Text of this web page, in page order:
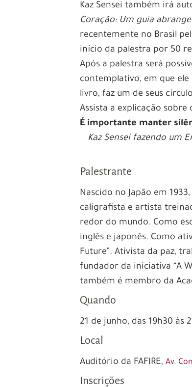
Kaz Sensei também irá
Coração: Um guia
recentemente no Brasil
início da palestra por 50
Após a palestra será
contemplativo, em que
livro, faz um de seus
Assista a explicação sobre
É importante manter
Kaz Sensei fazendo um
Palestrante
Nascido no Japão em
caligrafista e artista
redor do mundo. Como
inglês e japonês. Como
Future”. Ativista da paz,
fundador da iniciativa “A
também é membro da
Quando
21 de junho, das 19h30 às
Local
Auditório da FAFIRE,Av.
Inscrições